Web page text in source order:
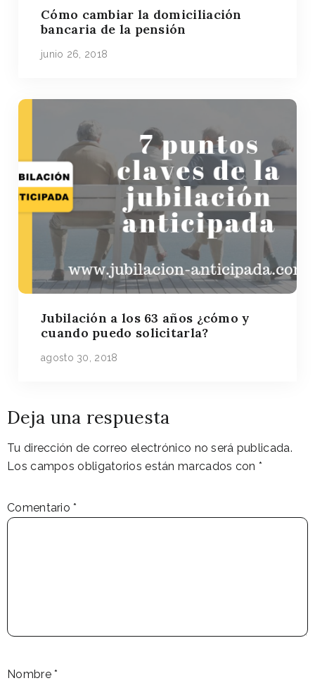
Cómo cambiar la domiciliación
bancaria de la pensión
junio 26, 2018
Jubilación a los 63 años ¿cómo y
cuando puedo solicitarla?
agosto 30, 2018
Deja una respuesta
Tu dirección de correo electrónico no será publicada.
Los campos obligatorios están marcados con *
Comentario*
Nombre*